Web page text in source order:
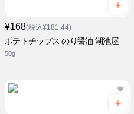
¥168(税込¥181.44)
ポテトチップス のり醤油 湖池屋
50g